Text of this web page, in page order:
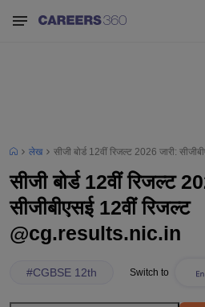
लेख सीजी बोर्ड 12वीं रिजल्ट 2026 जारी:
सीजी बोर्ड 12वीं रिजल्ट
सीजीबीएसई 12वीं रिजल्ट
@cg.results.nic.in
#CGBSE 12th Switch to